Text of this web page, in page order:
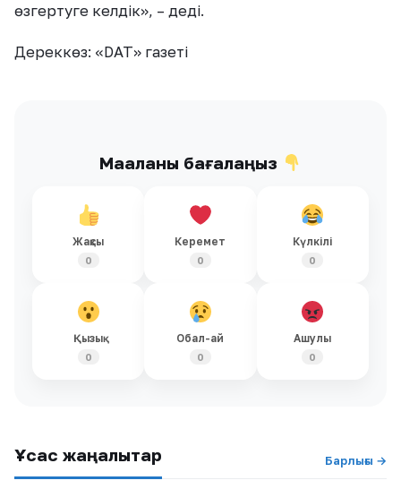
өзгертуге келдік», – деді.
Дереккөз: «DAT» газеті
Мақаланы бағалаңыз
Жақсы
0
Керемет
0
Күлкілі
0
Қызық
0
Обал-ай
0
Ашулы
0
Ұқсас жаңалықтар Барлығы →